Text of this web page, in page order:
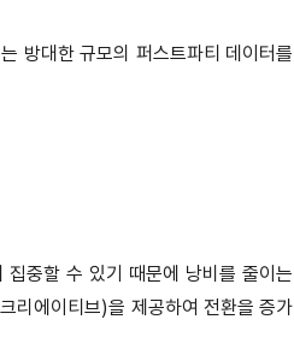
방대한 규모의 퍼스트파티 데이터를
중할 수 있기 때문에 낭비를 줄이는
리에이티브)을 제공하여 전환을 증가